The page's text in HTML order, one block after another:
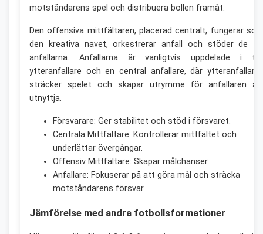
motståndarens spel och distribuera bollen framåt.
Den offensiva mittfältaren, placerad centralt, fungerar
den kreativa navet, orkestrerar anfall och stöder de
anfallarna. Anfallarna är vanligtvis uppdelade i
ytteranfallare och en central anfallare, där
sträcker spelet och skapar utrymme för anfallaren
utnyttja.
Försvarare: Ger stabilitet och stöd i försvaret.
Centrala Mittfältare: Kontrollerar mittfältet och
underlättar övergångar.
Offensiv Mittfältare: Skapar målchanser.
Anfallare: Fokuserar på att göra mål och sträcka
motståndarens försvar.
Jämförelse med andra fotbollsformationer